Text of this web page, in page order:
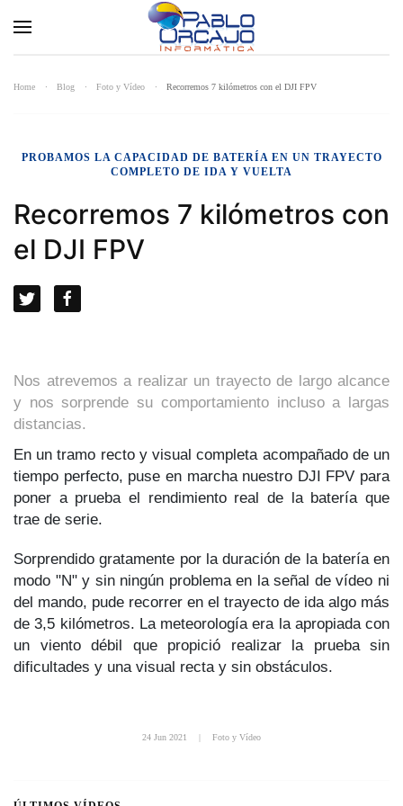
Home Blog Foto y Vídeo Recorremos 7 kilómetros con el DJI FPV
PROBAMOS LA CAPACIDAD DE BATERÍA EN UN TRAYECTO
COMPLETO DE IDA Y VUELTA
Recorremos 7 kilómetros con
el DJI FPV
Nos atrevemos a realizar un trayecto de largo alcance
y nos sorprende su comportamiento incluso a largas
distancias.
En un tramo recto y visual completa acompañado de un
tiempo perfecto, puse en marcha nuestro DJI FPV para
poner a prueba el rendimiento real de la batería que
trae de serie.
Sorprendido gratamente por la duración de la batería en
modo "N" y sin ningún problema en la señal de vídeo ni
del mando, pude recorrer en el trayecto de ida algo más
de 3,5 kilómetros. La meteorología era la apropiada con
un viento débil que propició realizar la prueba sin
dificultades y una visual recta y sin obstáculos.
24 Jun 2021 | Foto y Vídeo